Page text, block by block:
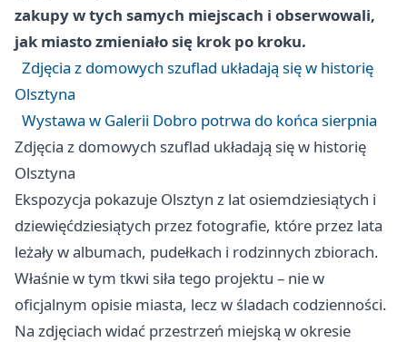
zakupy w tych samych miejscach i obserwowali,
jak miasto zmieniało się krok po kroku.
Zdjęcia z domowych szuflad układają się w historię
Olsztyna
Wystawa w Galerii Dobro potrwa do końca sierpnia
Zdjęcia z domowych szuflad układają się w historię
Olsztyna
Ekspozycja pokazuje Olsztyn z lat osiemdziesiątych i
dziewięćdziesiątych przez fotografie, które przez lata
leżały w albumach, pudełkach i rodzinnych zbiorach.
Właśnie w tym tkwi siła tego projektu – nie w
oficjalnym opisie miasta, lecz w śladach codzienności.
Na zdjęciach widać przestrzeń miejską w okresie